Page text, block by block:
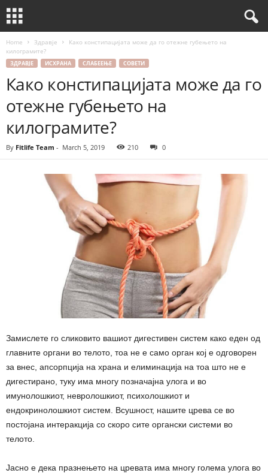
Home Здравје
Како констипацијата може да го отежне губењето на
килограмите?
ЗДРАВЈЕ ИСХРАНА СЛАБЕЕЊЕ СОВЕТИ
Како констипацијата може да го
отежне губењето на
килограмите?
By Fitlife Team - March 5, 2019 210 0
Замислете го сликовито вашиот дигестивен систем како еден од
главните органи во телото, тоа не е само орган кој е одговорен
за внес, апсорпција на храна и елиминација на тоа што не е
дигестирано, туку има многу позначајна улога и во
имунолошкиот, невролошкиот, психолошкиот и
ендокринолошкиот систем. Всушност, нашите црева се во
постојана интеракција со скоро сите органски системи во
телото.
Јасно е дека празнењето на цревата има многу голема улога во